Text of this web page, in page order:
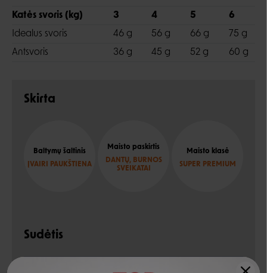
Katės svoris (kg) 3 4 5
6
Idealus svoris
46 g 56 g 66 g
75 g
Antsvoris
36 g 45 g 52 g 60 g
Skirta
Baltymų šaltinis
ĮVAIRI PAUKŠTIENA
Maisto paskirtis
DANTŲ, BURNOS
SVEIKATAI
Maisto klasė
SUPER PREMIUM
Sudėtis